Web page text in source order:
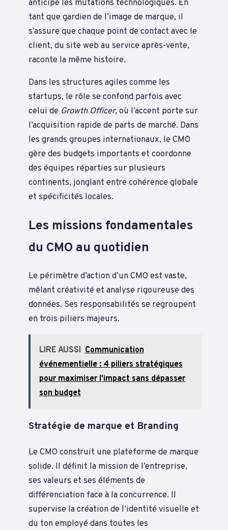
anticipe les mutations technologiques. En
tant que gardien de l’image de marque, il
s’assure que chaque point de contact avec le
client, du site web au service après-vente,
raconte la même histoire.
Dans les structures agiles comme les
startups, le rôle se confond parfois avec
celui de Growth Officer, où l’accent porte sur
l’acquisition rapide de parts de marché. Dans
les grands groupes internationaux, le CMO
gère des budgets importants et coordonne
des équipes réparties sur plusieurs
continents, jonglant entre cohérence globale
et spécificités locales.
Les missions fondamentales
du CMO au quotidien
Le périmètre d’action d’un CMO est vaste,
mêlant créativité et analyse rigoureuse des
données. Ses responsabilités se regroupent
en trois piliers majeurs.
LIRE AUSSI Communication
événementielle : 4 piliers stratégiques
pour maximiser l'impact sans dépasser
son budget
Stratégie de marque et Branding
Le CMO construit une plateforme de marque
solide. Il définit la mission de l’entreprise,
ses valeurs et ses éléments de
différenciation face à la concurrence. Il
supervise la création de l’identité visuelle et
du ton employé dans toutes les